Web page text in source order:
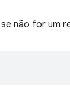
não for um